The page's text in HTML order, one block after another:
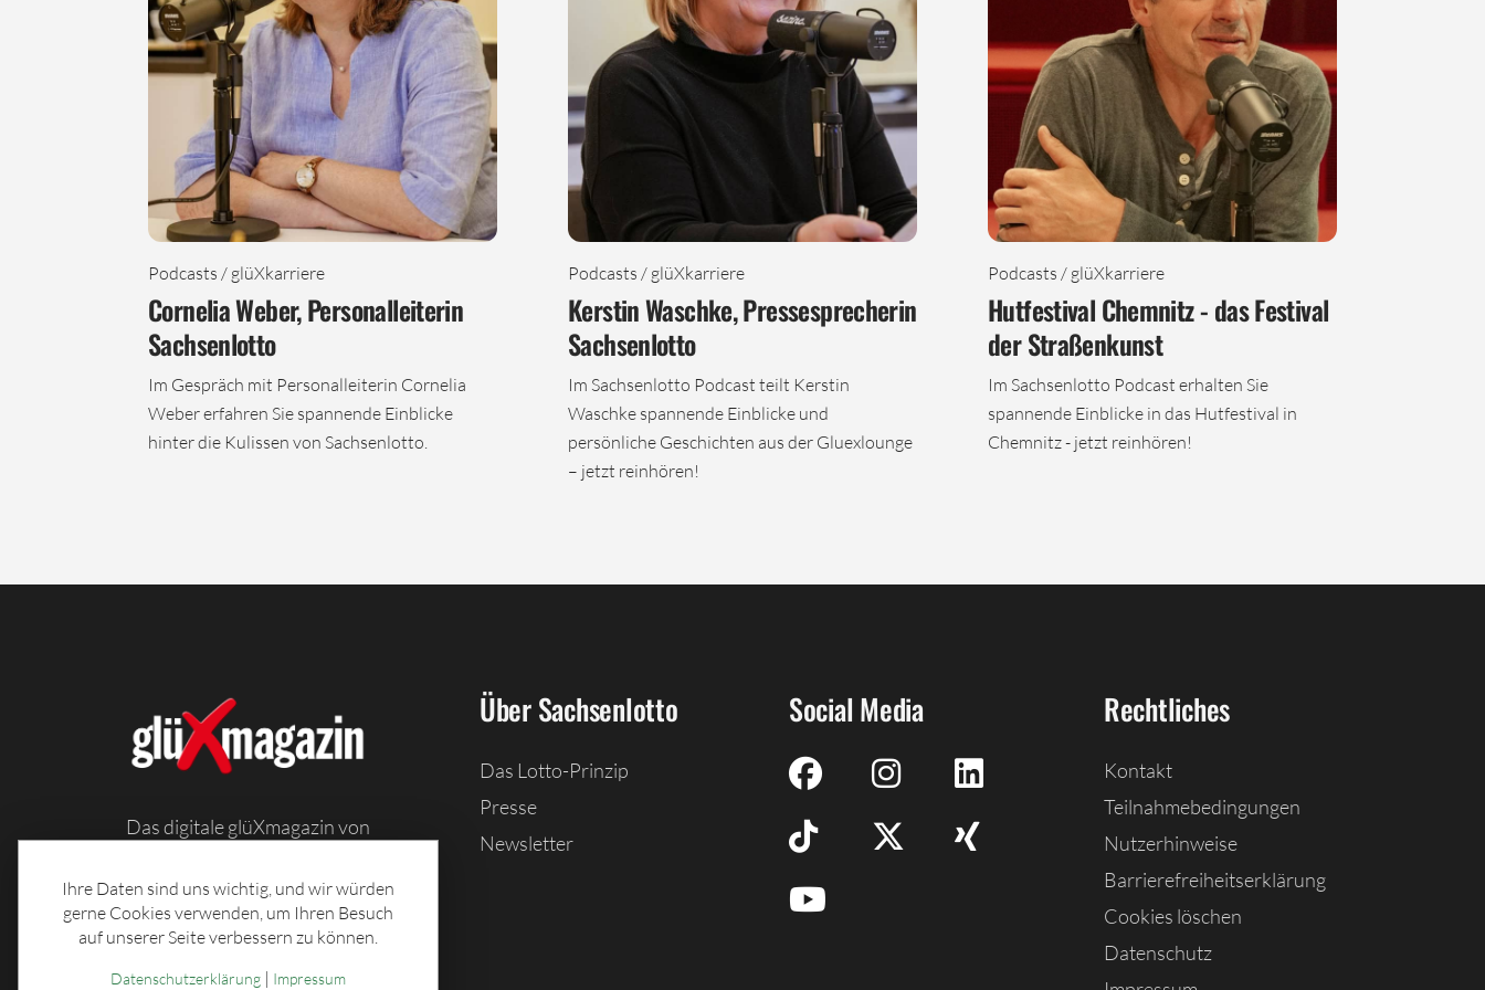
Podcasts / glüXkarriere
Cornelia Weber, Personalleiterin
Sachsenlotto
Im Gespräch mit Personalleiterin Cornelia
Weber erfahren Sie spannende Einblicke
hinter die Kulissen von Sachsenlotto.
Podcasts / glüXkarriere
Kerstin Waschke, Pressesprecherin
Sachsenlotto
Im Sachsenlotto Podcast teilt Kerstin
Waschke spannende Einblicke und
persönliche Geschichten aus der Gluexlounge
– jetzt reinhören!
Podcasts / glüXkarriere
Hutfestival Chemnitz - das Festival
der Straßenkunst
Im Sachsenlotto Podcast erhalten Sie
spannende Einblicke in das Hutfestival in
Chemnitz - jetzt reinhören!
Das digitale glüXmagazin von
Information, Unterhaltung und
Spiele, sowie Toto-Tabellen und
tolle Rezepte.
Über Sachsenlotto
Das Lotto-Prinzip
Presse
Newsletter
Social Media Rechtliches
Kontakt
Teilnahmebedingungen
Nutzerhinweise
Barrierefreiheitserklärung
Cookies löschen
Datenschutz
Ihre Daten sind uns wichtig, und wir würden
gerne Cookies verwenden, um Ihren Besuch
auf unserer Seite verbessern zu können.
Datenschutzerklärung | Impressum